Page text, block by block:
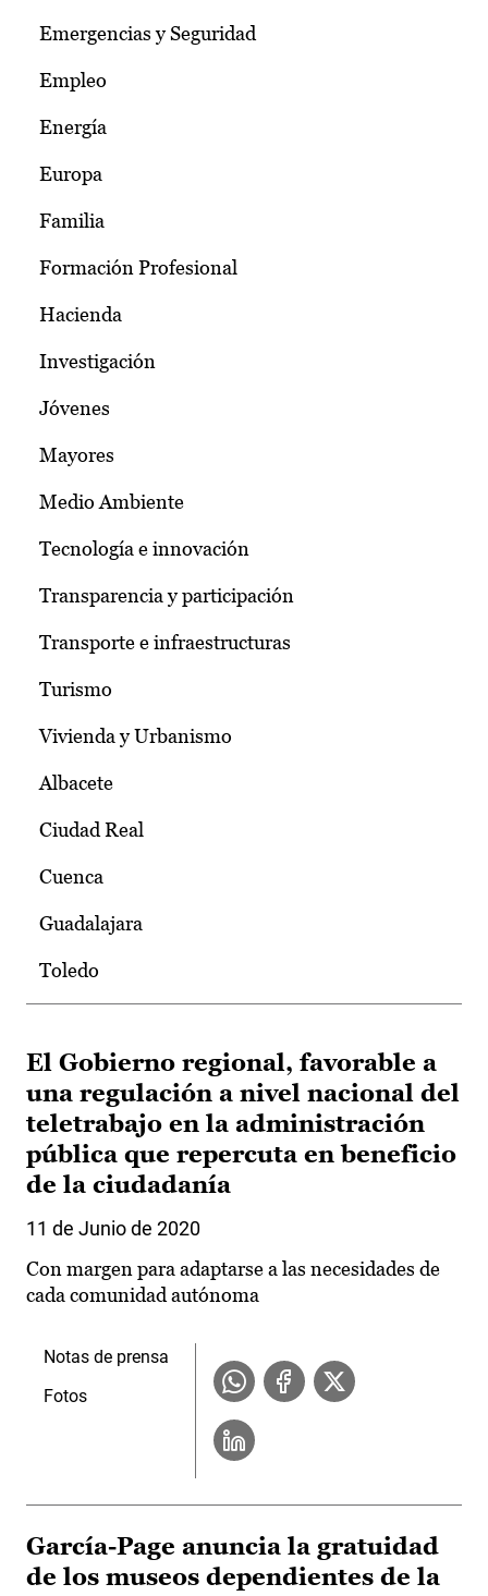
Emergencias y Seguridad
Empleo
Energía
Europa
Familia
Formación Profesional
Hacienda
Investigación
Jóvenes
Mayores
Medio Ambiente
Tecnología e innovación
Transparencia y participación
Transporte e infraestructuras
Turismo
Vivienda y Urbanismo
Albacete
Ciudad Real
Cuenca
Guadalajara
Toledo
El Gobierno regional, favorable a
una regulación a nivel nacional del
teletrabajo en la administración
pública que repercuta en beneficio
de la ciudadanía
11 de Junio de 2020
Con margen para adaptarse a las necesidades de
cada comunidad autónoma
Notas de prensa
Fotos
García-Page anuncia la gratuidad
de los museos dependientes de la